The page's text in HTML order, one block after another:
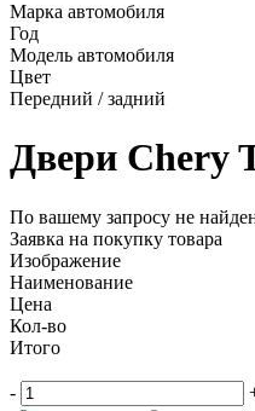
Марка автомобиля
Год
Модель автомобиля
Цвет
Передний / задний
Двери Chery
По вашему запросу не
Заявка на покупку товара
Изображение
Наименование
Цена
Кол-во
Итого
-